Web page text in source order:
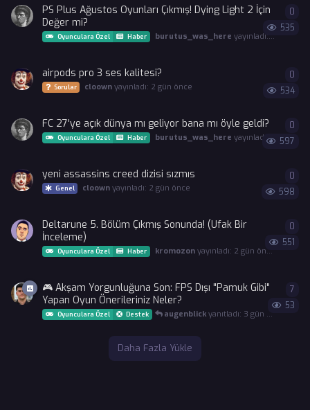
PS Plus Ağustos Oyunları Çıkmış! Dying Light 2 İçin
Değer mi?
Oyunculara Özel Haber burutus_was_here yayınladı: 2 gün
535
0
airpods pro 3 ses kalitesi?
Sorular cloown yayınladı: 2 gün önce 534
0
FC 27'ye açık dünya mı geliyor bana mı öyle geldi?
Oyunculara Özel Haber burutus_was_here yayınladı: 2 gün
597
0
yeni assassins creed dizisi sızmıs
Genel cloown yayınladı: 2 gün önce 598
0
Deltarune 5. Bölüm Çıkmış Sonunda! (Ufak Bir
İnceleme)
Oyunculara Özel Haber kromozonyayınladı: 2 gün önce
551
0
🎮 Akşam Yorgunluğuna Son: FPS Dışı "Pamuk Gibi"
Yapan Oyun Önerileriniz Neler?
Oyunculara Özel Destek augenblickyanıtladı: 3 gün önce
53
7
Daha Fazla Yükle